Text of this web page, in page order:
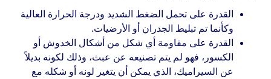
القدرة على تحمل الضغط الشديد ودرجة الحرارة العالية
وكأنما تم تبليط الجدران أو الأرضيات.
القدرة على مقاومة أي شكل من أشكال الخدوش أو
الكسور، فهو لم يتم تصنيعه عن عبث، وذلك لكونه بديلاً
عن السيراميك، الذي يمكن أن يتغير لونه أو شكله مع